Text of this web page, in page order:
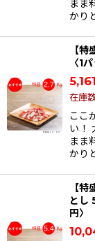
まま
かり
【
〈1
5,161
在庫
ここ
い！
まま
かり
【
とし
円〉